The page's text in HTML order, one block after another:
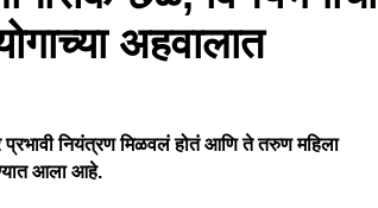
अहवालात
प्रभावी नियंत्रण मिळवलं होतं आणि ते तरुण महिला
आला आहे.